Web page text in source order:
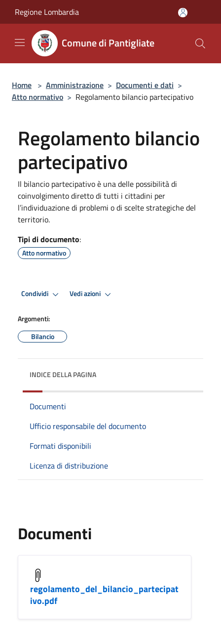
Regione Lombardia
Comune di Pantigliate
Home > Amministrazione > Documenti e dati >
Atto normativo > Regolamento bilancio partecipativo
Regolamento bilancio
partecipativo
Il bilancio partecipativo è una delle possibilità di
coinvolgimento diretto di tutti i cittadini per
l’individuazione di problemi o di scelte strategiche del
territorio.
Tipi di documento:
Atto normativo
Condividi Vedi azioni
Argomenti:
Bilancio
INDICE DELLA PAGINA
Documenti
Ufficio responsabile del documento
Formati disponibili
Licenza di distribuzione
Documenti
regolamento_del_bilancio_partecipat
ivo.pdf